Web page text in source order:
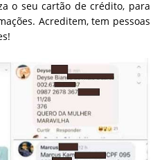
o seu cartão de crédito, para
Acreditem, tem pessoas